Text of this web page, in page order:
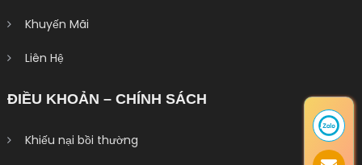
Khuyến Mãi
Liên Hệ
ĐIỀU KHOẢN – CHÍNH SÁCH
Khiếu nại bồi thường